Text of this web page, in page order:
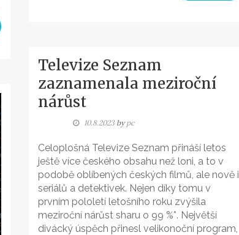
Televize Seznam
zaznamenala meziroční
nárůst
10.8.2023bypc
Celoplošná Televize Seznam přináší letos
ještě více českého obsahu než loni, a to v
podobě oblíbených českých filmů, ale nově i
seriálů a detektivek. Nejen díky tomu v
prvním pololetí letošního roku zvýšila
meziroční nárůst sharu o 99 %*. Největší
divácký úspěch přinesl velikonoční program,